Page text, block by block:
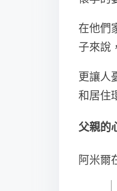
在他們
子來說
更讓人
和居住
父親的
阿米爾